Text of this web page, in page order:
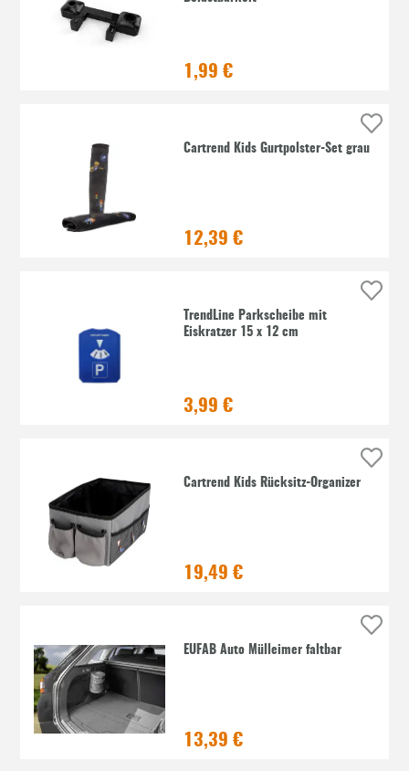
1,99 €
Cartrend Kids Gurtpolster-Set grau
12,39 €
TrendLine Parkscheibe mit
Eiskratzer 15 x 12 cm
3,99 €
Cartrend Kids Rücksitz-Organizer
19,49 €
EUFAB Auto Mülleimer faltbar
13,39 €